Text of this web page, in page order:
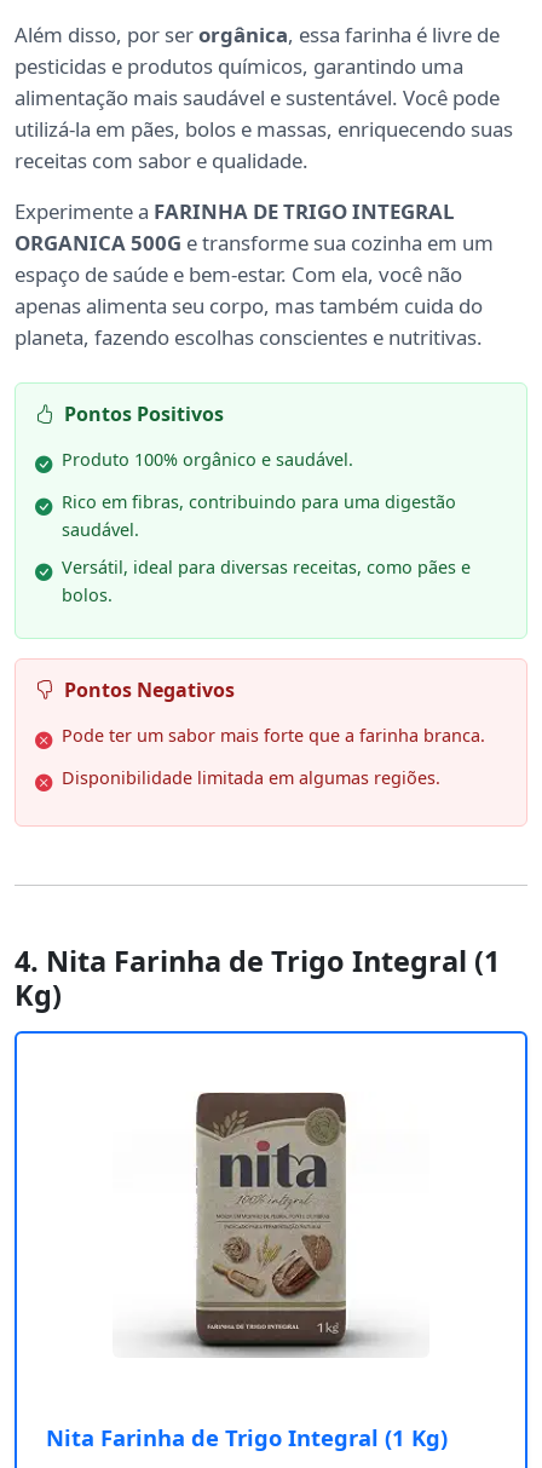
Além disso, por serorgânica, essa farinha é livre de
pesticidas e produtos químicos, garantindo uma
alimentação mais saudável e sustentável. Você pode
utilizá-la em pães, bolos e massas, enriquecendo suas
receitas com sabor e qualidade.
Experimente a FARINHA DE TRIGO INTEGRAL
ORGANICA 500G e transforme sua cozinha em um
espaço de saúde e bem-estar. Com ela, você não
apenas alimenta seu corpo, mas também cuida do
planeta, fazendo escolhas conscientes e nutritivas.
Pontos Positivos
Produto 100% orgânico e saudável.
Rico em fibras, contribuindo para uma digestão
saudável.
Versátil, ideal para diversas receitas, como pães e
bolos.
Pontos Negativos
Pode ter um sabor mais forte que a farinha branca.
Disponibilidade limitada em algumas regiões.
4. Nita Farinha de Trigo Integral (1
Kg)
Nita Farinha de Trigo Integral (1 Kg)